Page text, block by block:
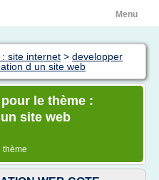
Menu
site internet > developper
d un site web
le thème :
site web
thème